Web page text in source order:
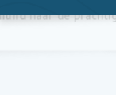
naar de